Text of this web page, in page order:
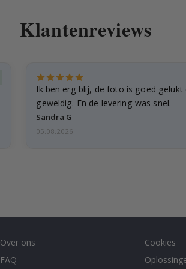
Klantenreviews
Ik ben erg blij, de foto is goed gelukt
geweldig. En de levering was snel.
Sandra G
05.08.2026
Over ons
FAQ
Cookies